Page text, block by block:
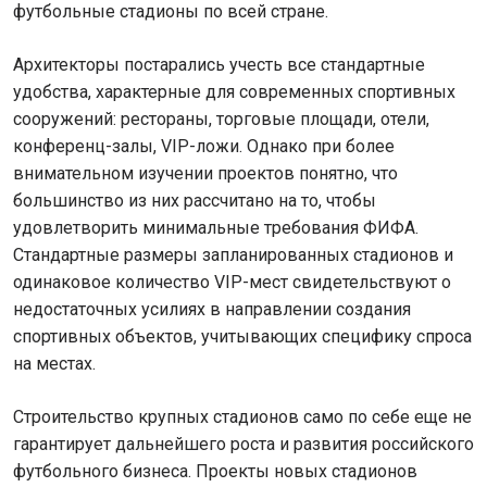
футбольные стадионы по всей стране.
Архитекторы постарались учесть все стандартные
удобства, характерные для современных спортивных
сооружений: рестораны, торговые площади, отели,
конференц-залы, VIP-ложи. Однако при более
внимательном изучении проектов понятно, что
большинство из них рассчитано на то, чтобы
удовлетворить минимальные требования ФИФА.
Стандартные размеры запланированных стадионов и
одинаковое количество VIP-мест свидетельствуют о
недостаточных усилиях в направлении создания
спортивных объектов, учитывающих специфику спроса
на местах.
Строительство крупных стадионов само по себе еще не
гарантирует дальнейшего роста и развития российского
футбольного бизнеса. Проекты новых стадионов